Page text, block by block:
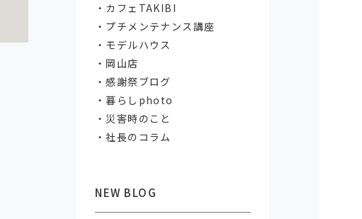
カフェTAKIBI
プチメンテナンス講座
モデルハウス
岡山店
感謝祭ブログ
暮らしphoto
災害時のこと
社長のコラム
NEW BLOG